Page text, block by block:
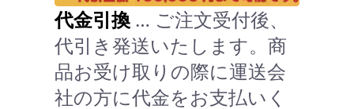
代金引換 … ご注文受付後、
代引き発送いたします。商
品お受け取りの際に運送会
社の方に代金をお支払いく